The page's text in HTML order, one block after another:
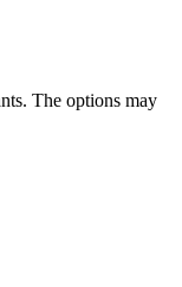
The options may